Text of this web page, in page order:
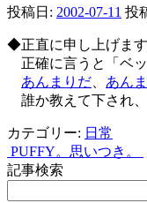
投稿日: 2002-07-11 投
◆正直に申し上げます
正確に言うと「ベッ
あんまりだ
あん
誰か教えて下され、
カテゴリー: 日常
投
稿
PUFFY。 思いつき。
記事検索